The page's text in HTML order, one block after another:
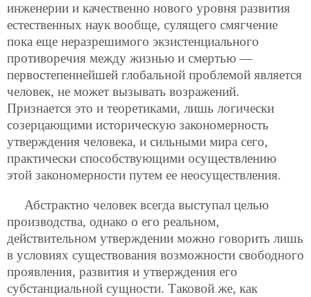
инженерии и качественно нового уровня развития
естественных наук вообще, сулящего смягчение
пока еще неразрешимого экзистенциального
противоречия между жизнью и смертью —
первостепеннейшей глобальной проблемой является
человек, не может вызывать возражений.
Признается это и теоретиками, лишь логически
созерцающими историческую закономерность
утверждения человека, и сильными мира сего,
практически способствующими осуществлению
этой закономерности путем ее неосуществления.
Абстрактно человек всегда выступал целью
производства, однако о его реальном,
действительном утверждении можно говорить лишь
в условиях существования возможности свободного
проявления, развития и утверждения его
субстанциальной сущности. Таковой же, как